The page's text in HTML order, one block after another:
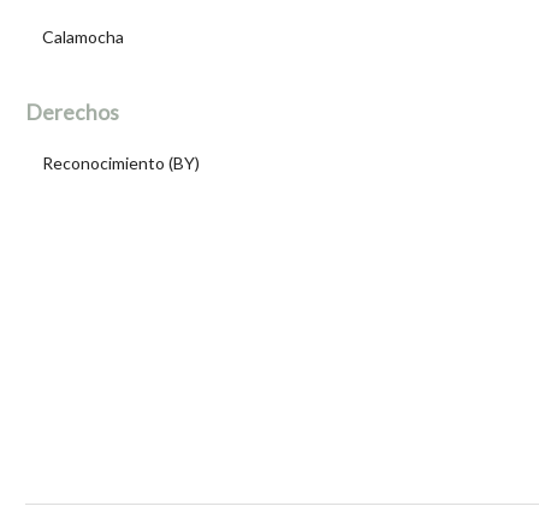
Calamocha
Derechos
Reconocimiento (BY)